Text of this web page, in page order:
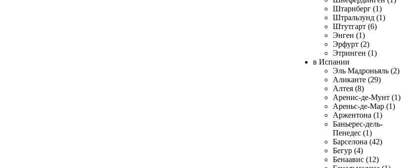
Штарнберг (1)
Штральзунд (1)
Штутгарт (6)
Энген (1)
Эрфурт (2)
Этринген (1)
в Испании
Эль Мадроньяль (2)
Аликанте (29)
Алтея (8)
Аренис-де-Мунт (1)
Ареньс-де-Мар (1)
Аржентона (1)
Баньерес-дель-
Пенедес (1)
Барселона (42)
Бегур (4)
Бенаавис (12)